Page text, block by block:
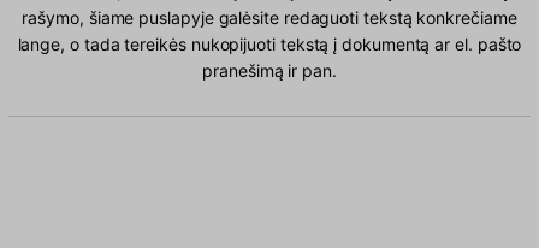
rašymo, šiame puslapyje galėsite redaguoti tekstą konkrečiame
lange, o tada tereikės nukopijuoti tekstą į dokumentą ar el. pašto
pranešimą ir pan.